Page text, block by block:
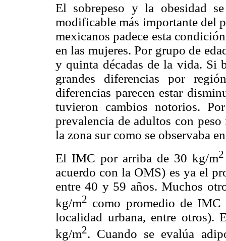
El sobrepeso y la obesidad
modificable más importante del
mexicanos padece esta
en las mujeres. Por grupo de
y quinta décadas de la vida. Si
grandes diferencias por
diferencias parecen estar
tuvieron cambios notorios.
prevalencia de adultos con
la zona sur como se observaba
El IMC por arriba de 30 kg/m2
acuerdo con la OMS) es ya el
entre 40 y 59 años. Muchos
kg/m2 como promedio de IMC
localidad urbana, entre otros).
kg/m2. Cuando se evalúa